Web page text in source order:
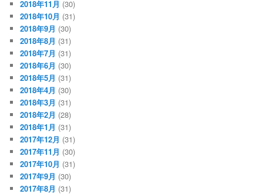
2018年11月 (30)
2018年10月 (31)
2018年9月 (30)
2018年8月 (31)
2018年7月 (31)
2018年6月 (30)
2018年5月 (31)
2018年4月 (30)
2018年3月 (31)
2018年2月 (28)
2018年1月 (31)
2017年12月 (31)
2017年11月 (30)
2017年10月 (31)
2017年9月 (30)
2017年8月 (31)